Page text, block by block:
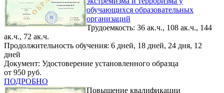
обучающихся образовательных
организаций
Трудоемкость: 36 ак.ч., 108 ак.ч., 144
ак.ч., 72 ак.ч.
Продолжительность обучения: 6 дней, 18 дней, 24 дня, 12
дней
Документ: Удостоверение установленного образца
от 950 руб.
ПОДРОБНО
Повышение квалификации